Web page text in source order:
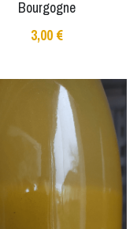
Bourgogne
3,00 €